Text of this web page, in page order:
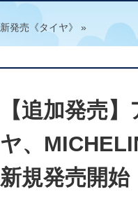
新発売《タイヤ》 »
【追加発売
ヤ、
新規発売開始